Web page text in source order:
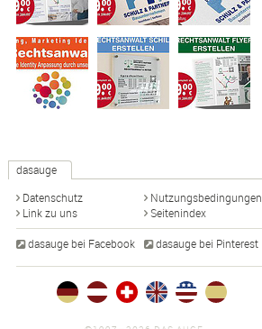
dasauge
Datenschutz
Nutzungsbedingungen
Link zu uns
Seitenindex
dasauge bei Facebook dasauge bei Pinterest